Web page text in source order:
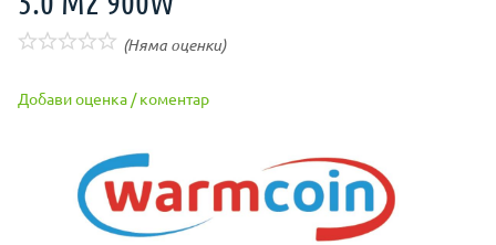
(Няма оценки)
Добави оценка / коментар